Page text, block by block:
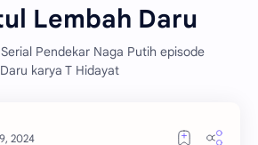
Lembah Daru
Pendekar Naga Putih episode
karya T Hidayat